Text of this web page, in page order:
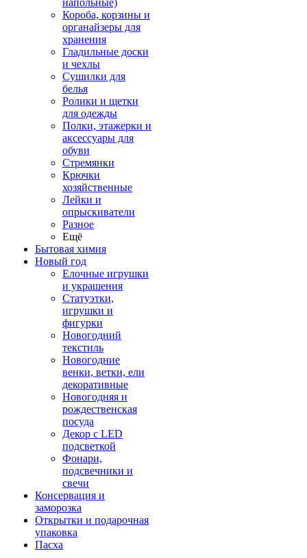
напольные)
Короба, корзины и
органайзеры для
хранения
Гладильные доски
и чехлы
Сушилки для
белья
Ролики и щетки
для одежды
Полки, этажерки и
аксессуары для
обуви
Стремянки
Крючки
хозяйственные
Лейки и
опрыскиватели
Разное
Ещё
Бытовая химия
Новый год
Елочные игрушки
и украшения
Статуэтки,
игрушки и
фигурки
Новогодний
текстиль
Новогодние
венки, ветки, ели
декоративные
Новогодняя и
рождественская
посуда
Декор с LED
подсветкой
Фонари,
подсвечники и
свечи
Консервация и
заморозка
Открытки и подарочная
упаковка
Пасха